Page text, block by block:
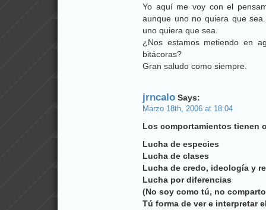
Yo aquí me voy con el
aunque uno no quiera que
uno quiera que sea.
¿Nos estamos metiendo en
bitácoras?
Gran saludo como siempre.
jrncalo Says:
Marzo 18th, 2006 at 18:04
Los comportamientos tienen
Lucha de especies
Lucha de clases
Lucha de credo, ideología y
Lucha por diferencias
(No soy como tú, no comparto
Tú forma de ver e interpretar